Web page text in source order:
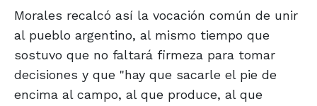
Morales recalcó así la vocación común de unir
al pueblo argentino, al mismo tiempo que
sostuvo que no faltará firmeza para tomar
decisiones y que "hay que sacarle el pie de
encima al campo, al que produce, al que